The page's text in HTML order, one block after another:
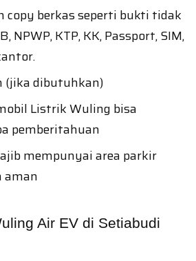
copy berkas seperti bukti tidak
NPWP, KTP, KK, Passport, SIM,
(jika dibutuhkan)
Listrik Wuling bisa
pemberitahuan
mempunyai area parkir
aman
Air EV di Setiabudi